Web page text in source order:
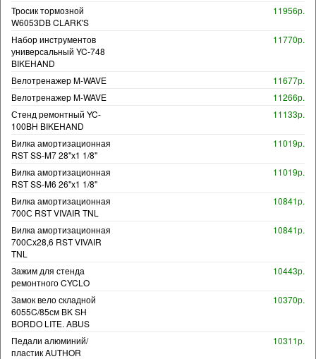
Тросик тормозной
W6053DB CLARK'S
11956р.
Набор инструментов
универсальный YC-748
BIKEHAND
11770р.
Велотренажер M-WAVE
11677р.
Велотренажер M-WAVE
11266р.
Стенд ремонтный YC-
100BH BIKEHAND
11133р.
Вилка амортизационная
RST SS-M7 28"х1 1/8"
11019р.
Вилка амортизационная
RST SS-M6 26"х1 1/8"
11019р.
Вилка амортизационная
700С RST VIVAIR TNL
10841р.
Вилка амортизационная
700Сх28,6 RST VIVAIR
TNL
10841р.
Зажим для стенда
ремонтного CYCLO
10443р.
Замок вело складной
6055C/85см BK SH
BORDO LITE. ABUS
10370р.
Педали алюминий/
пластик AUTHOR
10311р.